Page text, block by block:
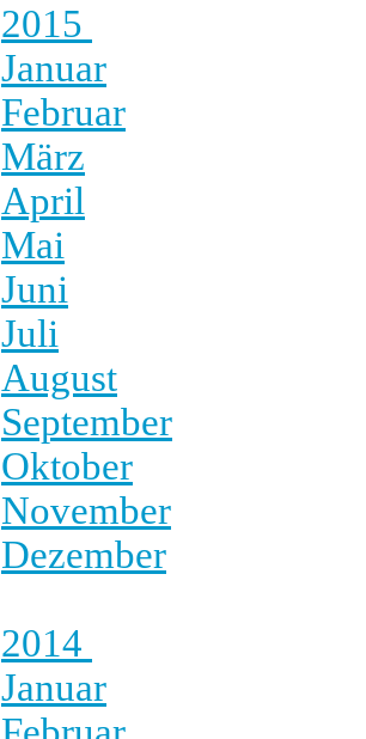
2015
Januar
Februar
März
April
Mai
Juni
Juli
August
September
Oktober
November
Dezember
2014
Januar